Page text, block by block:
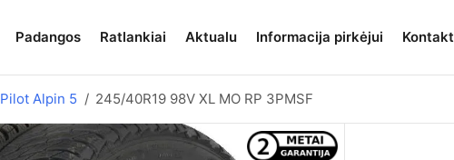
Padangos Ratlankiai Aktualu Informacija pirkėjui
Pilot Alpin 5 245/40R19 98V XL MO RP 3PMSF